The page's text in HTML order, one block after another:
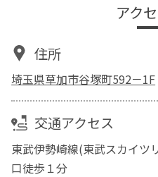
アク
住所
埼玉県草加市谷塚町592－1F
交通アクセス
東武伊勢崎線(東武スカイツ
口徒歩１分